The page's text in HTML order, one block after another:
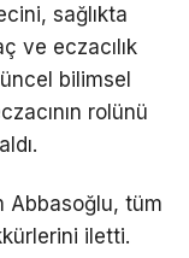
sağlıkta
ve eczacılık
bilimsel
rolünü
Abbasoğlu, tüm
iletti.